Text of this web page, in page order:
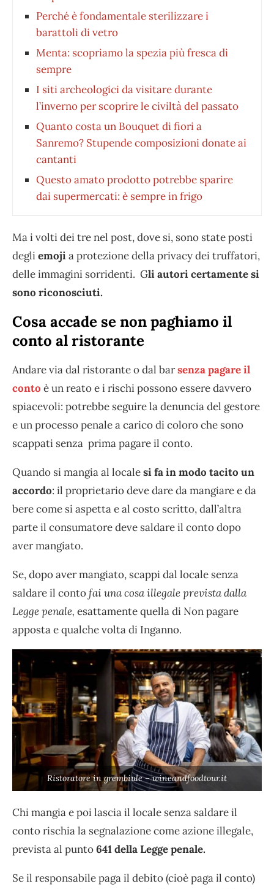
Perché è fondamentale sterilizzare i
barattoli di vetro
Menta: scopriamo la spezia più fresca di
sempre
I siti archeologici da visitare durante
l’inverno per scoprire le civiltà del passato
Quanto costa un Bouquet di fiori a
Sanremo? Stupende composizioni donate ai
cantanti
Questo amato prodotto potrebbe sparire
dai supermercati: è sempre in frigo
Ma i volti dei tre nel post, dove si, sono state posti
degliemojia protezione della privacy dei truffatori,
delle immagini sorridenti. Gli autori certamente si
sono riconosciuti.
Cosa accade se non paghiamo il
conto al ristorante
Andare via dal ristorante o dal barsenza pagare il
conto è un reato e i rischi possono essere davvero
spiacevoli: potrebbe seguire la denuncia del gestore
e un processo penale a carico di coloro che sono
scappati senza prima pagare il conto.
Quando si mangia al localesi fa in modo tacito un
accordo: il proprietario deve dare da mangiare e da
bere come si aspetta e al costo scritto, dall’altra
parte il consumatore deve saldare il conto dopo
aver mangiato.
Se, dopo aver mangiato, scappi dal locale senza
saldare il contofai una cosa illegale prevista dalla
Legge penale, esattamente quella di Non pagare
apposta e qualche volta di Inganno.
Ristoratore in grembiule – wineandfoodtour.it
Chi mangia e poi lascia il locale senza saldare il
conto rischia la segnalazione come azione illegale,
prevista al punto641 della Legge penale.
Se il responsabile paga il debito (cioè paga il conto)